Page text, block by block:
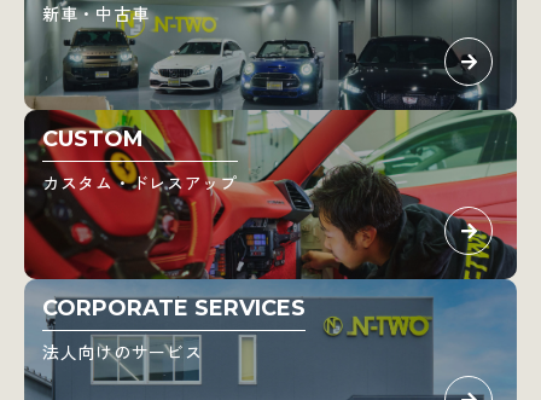
新車・中古車
CUSTOM
カスタム・ドレスアップ
CORPORATE SERVICES
法人向けのサービス